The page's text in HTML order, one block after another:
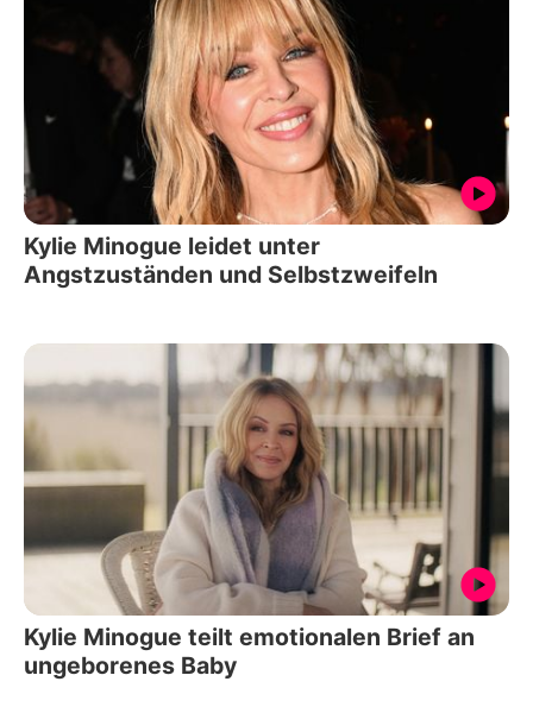
Kylie Minogue leidet unter
Angstzuständen und Selbstzweifeln
Kylie Minogue teilt emotionalen Brief an
ungeborenes Baby